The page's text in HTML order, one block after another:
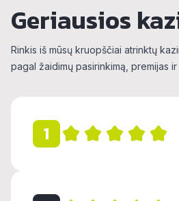
Geriausios
Rinkis iš mūsų kruopščiai atrinktų
pagal žaidimų pasirinkimą, premijas
1